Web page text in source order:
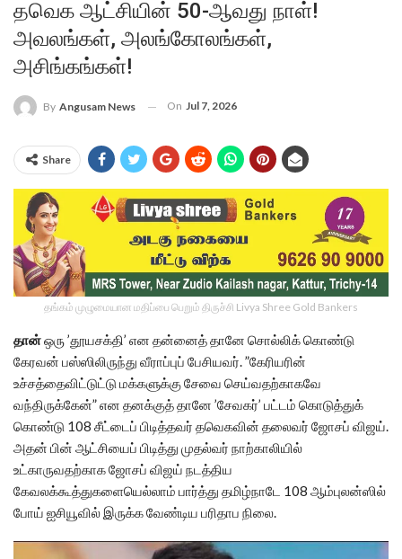
தவெக ஆட்சியின் 50-ஆவது நாள்!
அவலங்கள், அலங்கோலங்கள்,
அசிங்கங்கள்!
By Angusam News On Jul 7, 2026
Share
தங்கம் முழுமையான மதிப்பை பெறும் திருச்சி Livya Shree Gold Bankers
தான்ஒரு ’தூயசக்தி’ என தன்னைத் தானே சொல்லிக் கொண்டு
கேரவன் பஸ்ஸிலிருந்து வீராப்புப் பேசியவர். ”கேரியரின்
உச்சத்தைவிட்டுட்டு மக்களுக்கு சேவை செய்வதற்காகவே
வந்திருக்கேன்” என தனக்குத் தானே ’சேவகர்’ பட்டம் கொடுத்துக்
கொண்டு 108 சீட்டைப் பிடித்தவர் தவெகவின் தலைவர் ஜோசப் விஜய்.
அதன் பின் ஆட்சியைப் பிடித்து முதல்வர் நாற்காலியில்
உட்காருவதற்காக ஜோசப் விஜய் நடத்திய
கேவலக்கூத்துகளையெல்லாம் பார்த்து தமிழ்நாடே 108 ஆம்புலன்ஸில்
போய் ஐசியூவில் இருக்க வேண்டிய பரிதாப நிலை.